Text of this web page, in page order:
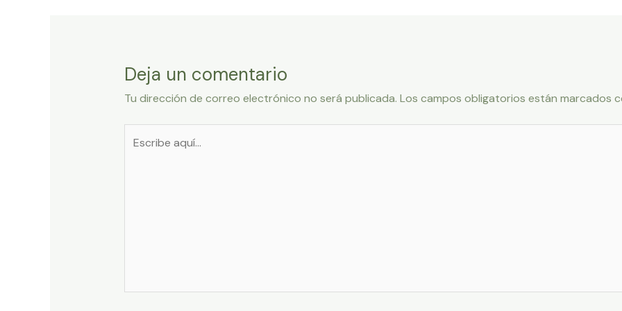
Deja un comentario
Tu dirección de correo electrónico no será publicada. Los campos obligatorios están marcados